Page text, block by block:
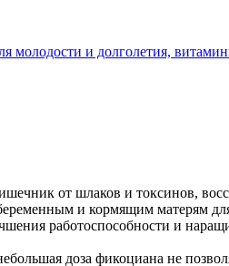
молодости и долголетия,
от шлаков и токсинов,
и кормящим матерям
работоспособности и
доза фикоциана не